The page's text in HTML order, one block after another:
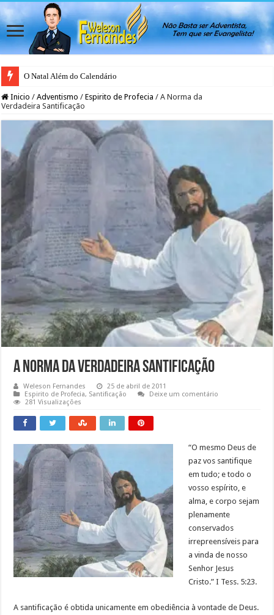
O Natal Além do Calendário
Japão rejeita casamento gay para evitar colapso da natalidade, afirma
Inicio / Adventismo / Espirito de Profecia / A Norma da
Verdadeira Santificação
A Norma da Verdadeira Santificação
Weleson Fernandes
25 de abril de 2011
Espirito de Profecia, Santificação
Deixe um comentário
281 Visualizações
“O mesmo Deus de
paz vos santifique
em tudo; e todo o
vosso espírito, e
alma, e corpo sejam
plenamente
conservados
irrepreensíveis para
a vinda de nosso
Senhor Jesus
Cristo.” I Tess. 5:23.
A santificação é obtida unicamente em obediência à vontade de Deus.